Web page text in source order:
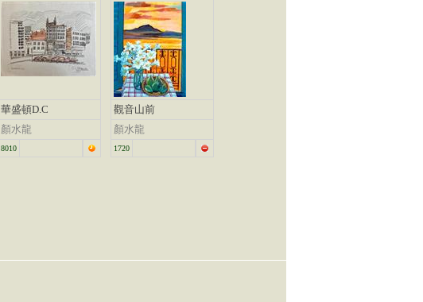
華盛頓D.C
顏水龍
8010
觀音山前
顏水龍
1720